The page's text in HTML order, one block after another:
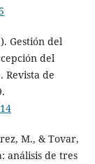
Gestión del
del
Revista de
M., & Tovar,
análisis de tres